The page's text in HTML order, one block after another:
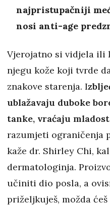
najpristupačniji
nosi anti-age
Vjerojatno si vidjela ili
njegu kože koji tvrde
znakove starenja. I
ublažavaju duboke
tanke, vraćaju
razumjeti ograničenja
kaže dr. Shirley Chi,
dermatologinja.
učiniti dio posla, a
priželjkuješ, možda